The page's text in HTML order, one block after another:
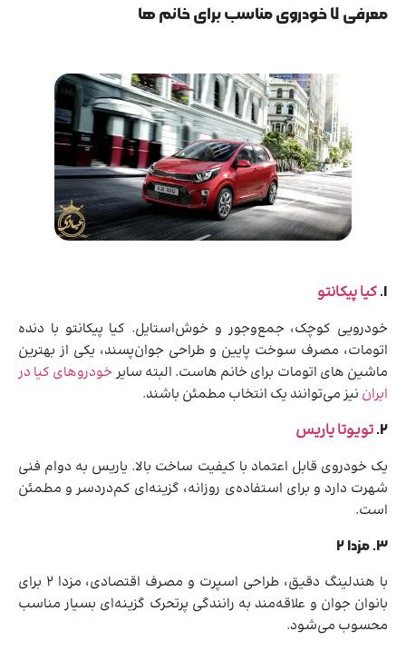
معرفی ۷ خودروی مناسب برای خانم ها
۱. کیا پیکانتو
خودرویی کوچک، جمع‌وجور و خوش‌استایل. کیا پیکانتو با دنده
اتومات، مصرف سوخت پایین و طراحی جوان‌پسند، یکی از بهترین
ماشین های اتومات برای خانم هاست. البته سایر خودروهای کیا در
ایران نیز می‌توانند یک انتخاب مطمئن باشند.
۲. تویوتا یاریس
یک خودروی قابل اعتماد با کیفیت ساخت بالا. یاریس به دوام فنی
شهرت دارد و برای استفاده‌ی روزانه، گزینه‌ای کم‌دردسر و مطمئن
است.
۳. مزدا ۲
با هندلینگ دقیق، طراحی اسپرت و مصرف اقتصادی، مزدا ۲ برای
بانوان جوان و علاقه‌مند به رانندگی پرتحرک گزینه‌ای بسیار مناسب
محسوب می‌شود.